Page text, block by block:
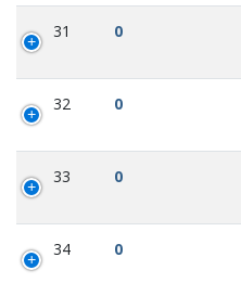
31 0
32 0
33 0
34 0